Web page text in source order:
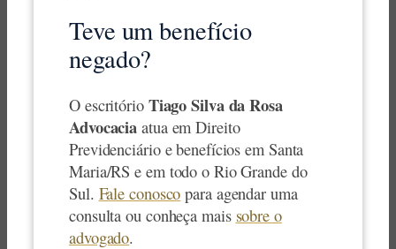
Teve um benefício
negado?
O escritório Tiago Silva da Rosa
Advocacia atua em Direito
Previdenciário e benefícios em Santa
Maria/RS e em todo o Rio Grande do
Sul. Fale conosco para agendar uma
consulta ou conheça mais sobre o
advogado.